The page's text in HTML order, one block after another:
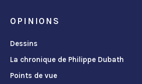
OPINIONS
Dessins
La chronique de Philippe Dubath
Points de vue